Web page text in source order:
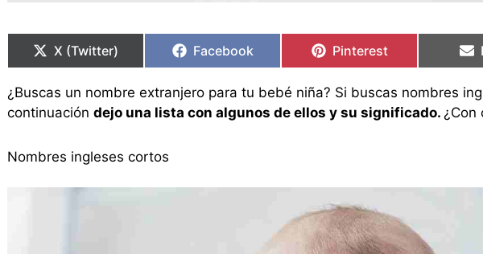
en
X (Twitter)
en
Facebook
en
Pinterest
¿Buscas un nombre extranjero para tu bebé niña? Si buscas nombres
continuación dejo una lista con algunos de ellos y su significado. ¿Con
Nombres ingleses cortos
en
en
en